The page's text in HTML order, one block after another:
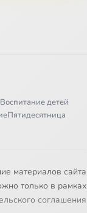
Воспитание детей
Пятидесятница
материалов сайта
только в рамках
соглашения